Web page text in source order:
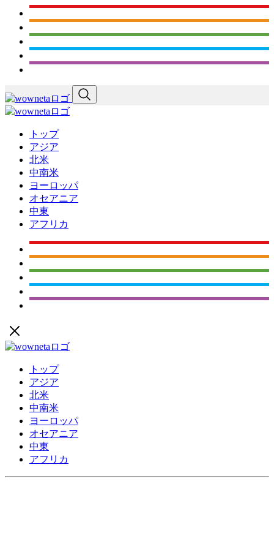
トップ
アジア
北米
中南米
ヨーロッパ
オセアニア
中東
アフリカ
トップ
アジア
北米
中南米
ヨーロッパ
オセアニア
中東
アフリカ